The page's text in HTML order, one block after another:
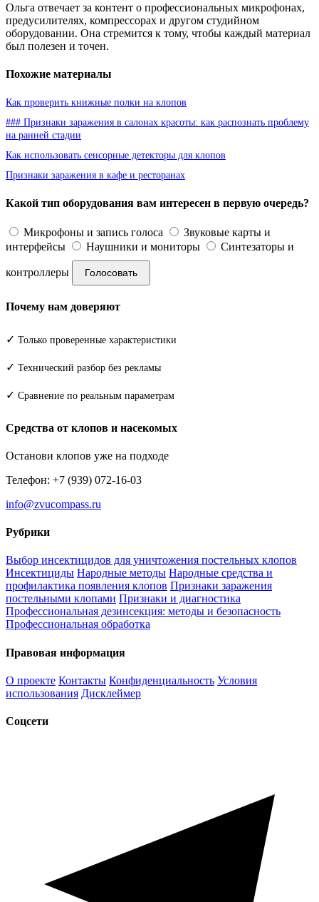
Ольга отвечает за контент о профессиональных микрофонах,
предусилителях, компрессорах и другом студийном
оборудовании. Она стремится к тому, чтобы каждый материал
был полезен и точен.
Похожие материалы
Как проверить книжные полки на клопов
### Признаки заражения в салонах красоты: как распознать проблему
на ранней стадии
Как использовать сенсорные детекторы для клопов
Признаки заражения в кафе и ресторанах
Какой тип оборудования вам интересен в первую очередь?
Микрофоны и запись голоса
Звуковые карты и
интерфейсы
Наушники и мониторы Синтезаторы и
контроллеры Голосовать
Почему нам доверяют
✓ Только проверенные характеристики
✓ Технический разбор без рекламы
✓ Сравнение по реальным параметрам
Средства от клопов и насекомых
Останови клопов уже на подходе
Телефон: +7 (939) 072-16-03
info@zvucompass.ru
Рубрики
Выбор инсектицидов для уничтожения постельных клопов
Инсектициды Народные методы Народные средства и
профилактика появления клопов Признаки заражения
постельными клопами Признаки и диагностика
Профессиональная дезинсекция: методы и безопасность
Профессиональная обработка
Правовая информация
О проекте Контакты Конфиденциальность Условия
использования Дисклеймер
Соцсети